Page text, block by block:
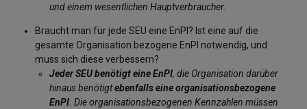
und einem wesentlichen Hauptverbraucher.
Braucht man für jede SEU eine EnPI? Ist eine auf die
gesamte Organisation bezogene EnPI notwendig, und
muss sich diese verbessern?
Jeder SEU benötigt eine EnPI, die Organisation darüber
hinaus benötigtebenfalls eine organisationsbezogene
EnPI . Die organisationsbezogenen Kennzahlen müssen